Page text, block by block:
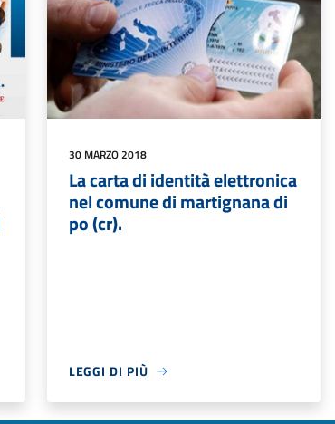
30 MARZO 2018
La carta di identità elettronica
nel comune di martignana di
po (cr).
LEGGI DI PIÙ